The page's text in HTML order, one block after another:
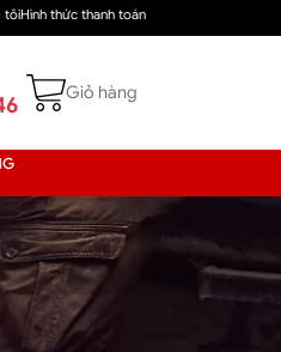
tôiHình thức thanh toán
Giỏ hàng